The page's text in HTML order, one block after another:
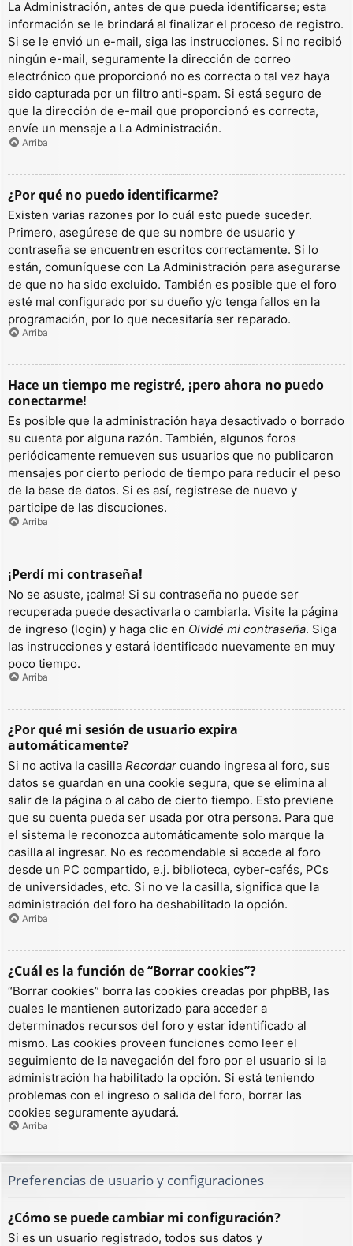
La Administración, antes de que pueda identificarse; esta
información se le brindará al finalizar el proceso de registro.
Si se le envió un e-mail, siga las instrucciones. Si no recibió
ningún e-mail, seguramente la dirección de correo
electrónico que proporcionó no es correcta o tal vez haya
sido capturada por un filtro anti-spam. Si está seguro de
que la dirección de e-mail que proporcionó es correcta,
envíe un mensaje a La Administración.
Arriba
¿Por qué no puedo identificarme?
Existen varias razones por lo cuál esto puede suceder.
Primero, asegúrese de que su nombre de usuario y
contraseña se encuentren escritos correctamente. Si lo
están, comuníquese con La Administración para asegurarse
de que no ha sido excluido. También es posible que el foro
esté mal configurado por su dueño y/o tenga fallos en la
programación, por lo que necesitaría ser reparado.
Arriba
Hace un tiempo me registré, ¡pero ahora no puedo
conectarme!
Es posible que la administración haya desactivado o borrado
su cuenta por alguna razón. También, algunos foros
periódicamente remueven sus usuarios que no publicaron
mensajes por cierto periodo de tiempo para reducir el peso
de la base de datos. Si es así, registrese de nuevo y
participe de las discuciones.
Arriba
¡Perdí mi contraseña!
No se asuste, ¡calma! Si su contraseña no puede ser
recuperada puede desactivarla o cambiarla. Visite la página
de ingreso (login) y haga clic en Olvidé mi contraseña. Siga
las instrucciones y estará identificado nuevamente en muy
poco tiempo.
Arriba
¿Por qué mi sesión de usuario expira
automáticamente?
Si no activa la casilla Recordar cuando ingresa al foro, sus
datos se guardan en una cookie segura, que se elimina al
salir de la página o al cabo de cierto tiempo. Esto previene
que su cuenta pueda ser usada por otra persona. Para que
el sistema le reconozca automáticamente solo marque la
casilla al ingresar. No es recomendable si accede al foro
desde un PC compartido, e.j. biblioteca, cyber-cafés, PCs
de universidades, etc. Si no ve la casilla, significa que la
administración del foro ha deshabilitado la opción.
Arriba
¿Cuál es la función de “Borrar cookies”?
“Borrar cookies” borra las cookies creadas por phpBB, las
cuales le mantienen autorizado para acceder a
determinados recursos del foro y estar identificado al
mismo. Las cookies proveen funciones como leer el
seguimiento de la navegación del foro por el usuario si la
administración ha habilitado la opción. Si está teniendo
problemas con el ingreso o salida del foro, borrar las
cookies seguramente ayudará.
Arriba
Preferencias de usuario y configuraciones
¿Cómo se puede cambiar mi configuración?
Si es un usuario registrado, todos sus datos y